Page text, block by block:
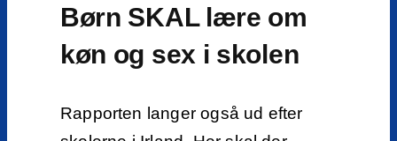
Børn SKAL lære om
køn og sex i skolen
Rapporten langer også ud efter